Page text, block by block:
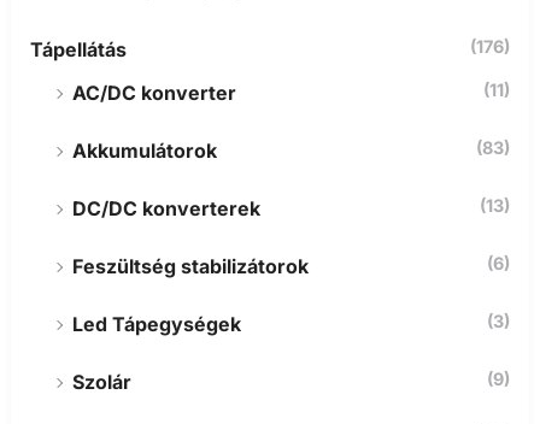
Tápellátás (176)
AC/DC konverter (11)
Akkumulátorok (83)
DC/DC konverterek (13)
Feszültség stabilizátorok (6)
Led Tápegységek (3)
Szolár (9)